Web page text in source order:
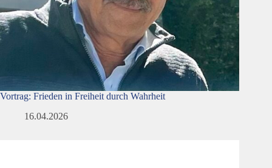
Vortrag: Frieden in Freiheit durch Wahrheit
16.04.2026